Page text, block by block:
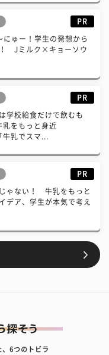
PR
にゅー！学生の発想から
Jミルク×キョーソウ
PR
学校給食だけで飲むも
をもっと身近
乳でスマ...
PR
ゃない！ 牛乳をもっと
デア、学生が本気で考え
、6つのトビラ